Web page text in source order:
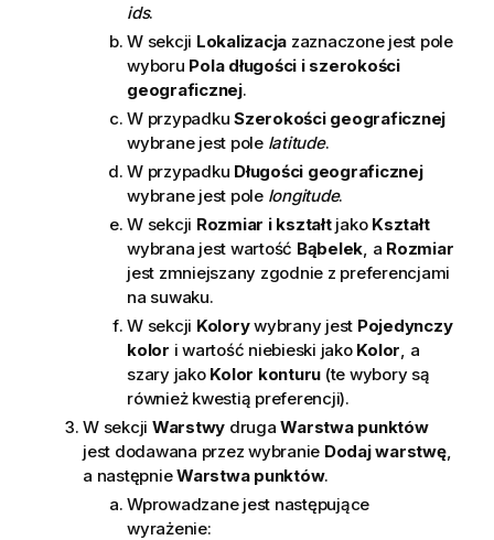
ids.
W sekcji Lokalizacja zaznaczone jest pole
wyboru Pola długości i szerokości
geograficznej.
W przypadku Szerokości geograficznej
wybrane jest pole latitude.
W przypadku Długości geograficznej
wybrane jest pole longitude.
W sekcji Rozmiar i kształtjako Kształt
wybrana jest wartość Bąbelek , a Rozmiar
jest zmniejszany zgodnie z preferencjami
na suwaku.
W sekcji Kolorywybrany jest Pojedynczy
kolor i wartość niebieski jako Kolor , a
szary jako Kolor konturu (te wybory są
również kwestią preferencji).
W sekcji Warstwy drugaWarstwa punktów
jest dodawana przez wybranie Dodaj warstwę,
a następnieWarstwa punktów.
Wprowadzane jest następujące
wyrażenie: